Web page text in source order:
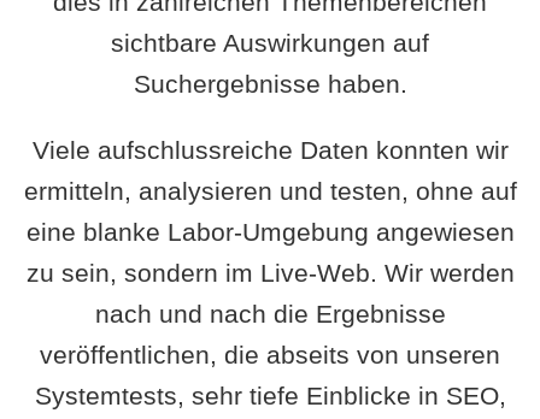
sichtbare Auswirkungen auf
Suchergebnisse haben.
Viele aufschlussreiche Daten konnten wir
ermitteln, analysieren und testen, ohne auf
eine blanke Labor-Umgebung angewiesen
zu sein, sondern im Live-Web. Wir werden
nach und nach die Ergebnisse
veröffentlichen, die abseits von unseren
Systemtests, sehr tiefe Einblicke in SEO,